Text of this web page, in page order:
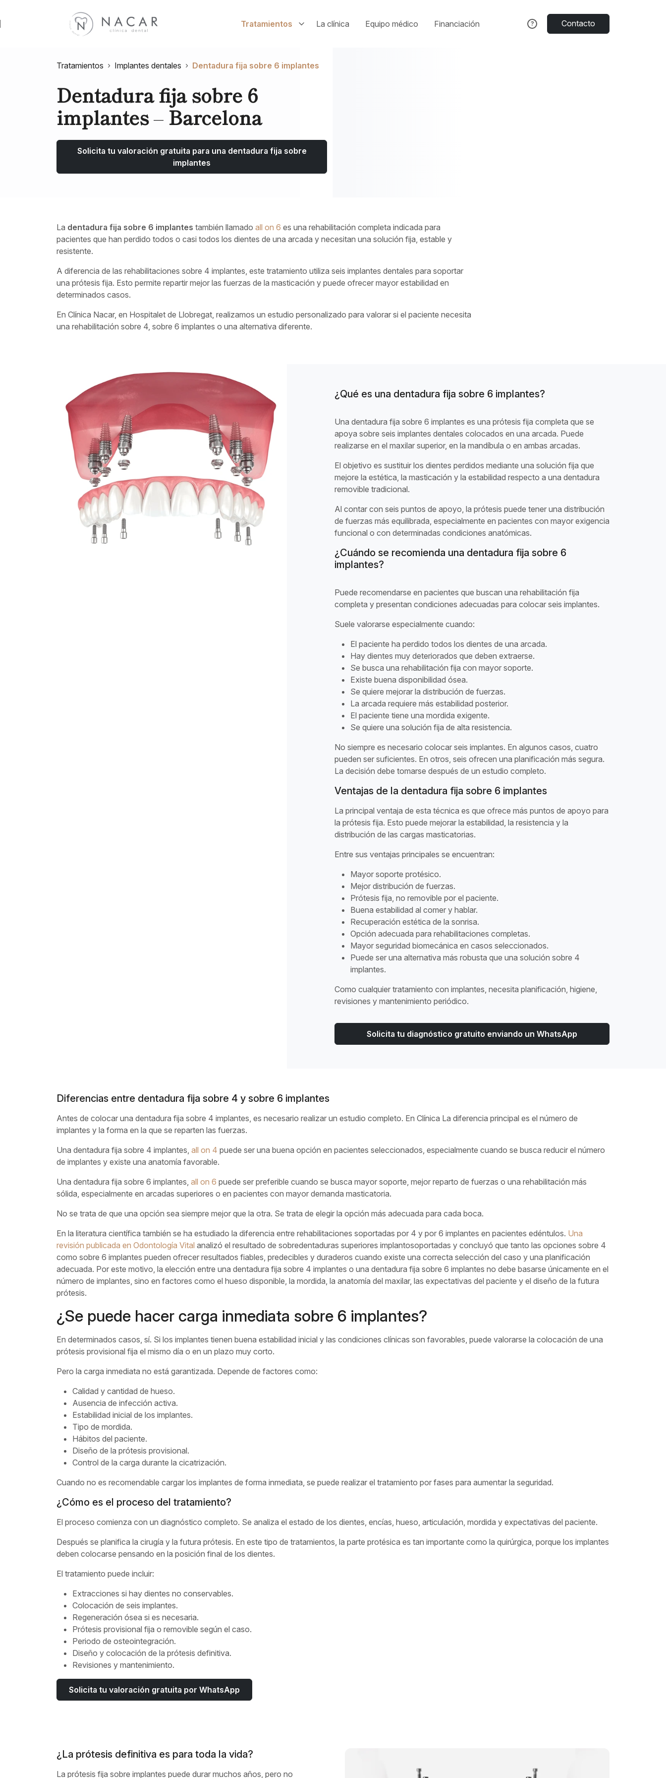
Tratamientos
La clínica Equipo médico Financiación Contacto
Tratamientos › Implantes dentales › Dentadura fija sobre 6 implantes
Dentadura fija sobre 6
implantes– Barcelona
Solicita tu valoración gratuita para una dentadura fija sobre
implantes
La dentadura fija sobre 6 implantes también llamado all on 6 es una rehabilitación completa indicada para
pacientes que han perdido todos o casi todos los dientes de una arcada y necesitan una solución fija, estable y
resistente.
A diferencia de las rehabilitaciones sobre 4 implantes, este tratamiento utiliza seis implantes dentales para soportar
una prótesis fija. Esto permite repartir mejor las fuerzas de la masticación y puede ofrecer mayor estabilidad en
determinados casos.
En Clínica Nacar, en Hospitalet de Llobregat, realizamos un estudio personalizado para valorar si el paciente necesita
una rehabilitación sobre 4, sobre 6 implantes o una alternativa diferente.
¿Qué es una dentadura fija sobre 6 implantes?
Una dentadura fija sobre 6 implantes es una prótesis fija completa que se
apoya sobre seis implantes dentales colocados en una arcada. Puede
realizarse en el maxilar superior, en la mandíbula o en ambas arcadas.
El objetivo es sustituir los dientes perdidos mediante una solución fija que
mejore la estética, la masticación y la estabilidad respecto a una dentadura
removible tradicional.
Al contar con seis puntos de apoyo, la prótesis puede tener una distribución
de fuerzas más equilibrada, especialmente en pacientes con mayor exigencia
funcional o con determinadas condiciones anatómicas.
¿Cuándo se recomienda una dentadura fija sobre 6
implantes?
Puede recomendarse en pacientes que buscan una rehabilitación fija
completa y presentan condiciones adecuadas para colocar seis implantes.
Suele valorarse especialmente cuando:
El paciente ha perdido todos los dientes de una arcada.
Hay dientes muy deteriorados que deben extraerse.
Se busca una rehabilitación fija con mayor soporte.
Existe buena disponibilidad ósea.
Se quiere mejorar la distribución de fuerzas.
La arcada requiere más estabilidad posterior.
El paciente tiene una mordida exigente.
Se quiere una solución fija de alta resistencia.
No siempre es necesario colocar seis implantes. En algunos casos, cuatro
pueden ser suficientes. En otros, seis ofrecen una planificación más segura.
La decisión debe tomarse después de un estudio completo.
Ventajas de la dentadura fija sobre 6 implantes
La principal ventaja de esta técnica es que ofrece más puntos de apoyo para
la prótesis fija. Esto puede mejorar la estabilidad, la resistencia y la
distribución de las cargas masticatorias.
Entre sus ventajas principales se encuentran:
Mayor soporte protésico.
Mejor distribución de fuerzas.
Prótesis fija, no removible por el paciente.
Buena estabilidad al comer y hablar.
Recuperación estética de la sonrisa.
Opción adecuada para rehabilitaciones completas.
Mayor seguridad biomecánica en casos seleccionados.
Puede ser una alternativa más robusta que una solución sobre 4
implantes.
Como cualquier tratamiento con implantes, necesita planificación, higiene,
revisiones y mantenimiento periódico.
Solicita tu diagnóstico gratuito enviando un WhatsApp
Diferencias entre dentadura fija sobre 4 y sobre 6 implantes
Antes de colocar una dentadura fija sobre 4 implantes, es necesario realizar un estudio completo. En Clínica La diferencia principal es el número de
implantes y la forma en la que se reparten las fuerzas.
Una dentadura fija sobre 4 implantes, all on 4 puede ser una buena opción en pacientes seleccionados, especialmente cuando se busca reducir el número
de implantes y existe una anatomía favorable.
Una dentadura fija sobre 6 implantes, all on 6 puede ser preferible cuando se busca mayor soporte, mejor reparto de fuerzas o una rehabilitación más
sólida, especialmente en arcadas superiores o en pacientes con mayor demanda masticatoria.
No se trata de que una opción sea siempre mejor que la otra. Se trata de elegir la opción más adecuada para cada boca.
En la literatura científica también se ha estudiado la diferencia entre rehabilitaciones soportadas por 4 y por 6 implantes en pacientes edéntulos. Una
revisión publicada en Odontología Vital analizó el resultado de sobredentaduras superiores implantosoportadas y concluyó que tanto las opciones sobre 4
como sobre 6 implantes pueden ofrecer resultados fiables, predecibles y duraderos cuando existe una correcta selección del caso y una planificación
adecuada. Por este motivo, la elección entre una dentadura fija sobre 4 implantes o una dentadura fija sobre 6 implantes no debe basarse únicamente en el
número de implantes, sino en factores como el hueso disponible, la mordida, la anatomía del maxilar, las expectativas del paciente y el diseño de la futura
prótesis.
¿Se puede hacer carga inmediata sobre 6 implantes?
En determinados casos, sí. Si los implantes tienen buena estabilidad inicial y las condiciones clínicas son favorables, puede valorarse la colocación de una
prótesis provisional fija el mismo día o en un plazo muy corto.
Pero la carga inmediata no está garantizada. Depende de factores como:
Calidad y cantidad de hueso.
Ausencia de infección activa.
Estabilidad inicial de los implantes.
Tipo de mordida.
Hábitos del paciente.
Diseño de la prótesis provisional.
Control de la carga durante la cicatrización.
Cuando no es recomendable cargar los implantes de forma inmediata, se puede realizar el tratamiento por fases para aumentar la seguridad.
¿Cómo es el proceso del tratamiento?
El proceso comienza con un diagnóstico completo. Se analiza el estado de los dientes, encías, hueso, articulación, mordida y expectativas del paciente.
Después se planifica la cirugía y la futura prótesis. En este tipo de tratamientos, la parte protésica es tan importante como la quirúrgica, porque los implantes
deben colocarse pensando en la posición final de los dientes.
El tratamiento puede incluir:
Extracciones si hay dientes no conservables.
Colocación de seis implantes.
Regeneración ósea si es necesaria.
Prótesis provisional fija o removible según el caso.
Periodo de osteointegración.
Diseño y colocación de la prótesis definitiva.
Revisiones y mantenimiento.
Solicita tu valoración gratuita por WhatsApp
¿La prótesis definitiva es para toda la vida?
La prótesis fija sobre implantes puede durar muchos años, pero no